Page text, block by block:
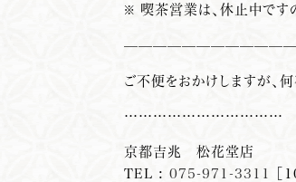
※ 喫茶営業は、休止中です
ご不便をおかけしますが、
……………………………
京都吉兆 松花堂店
TEL : 075-971-3311 ［